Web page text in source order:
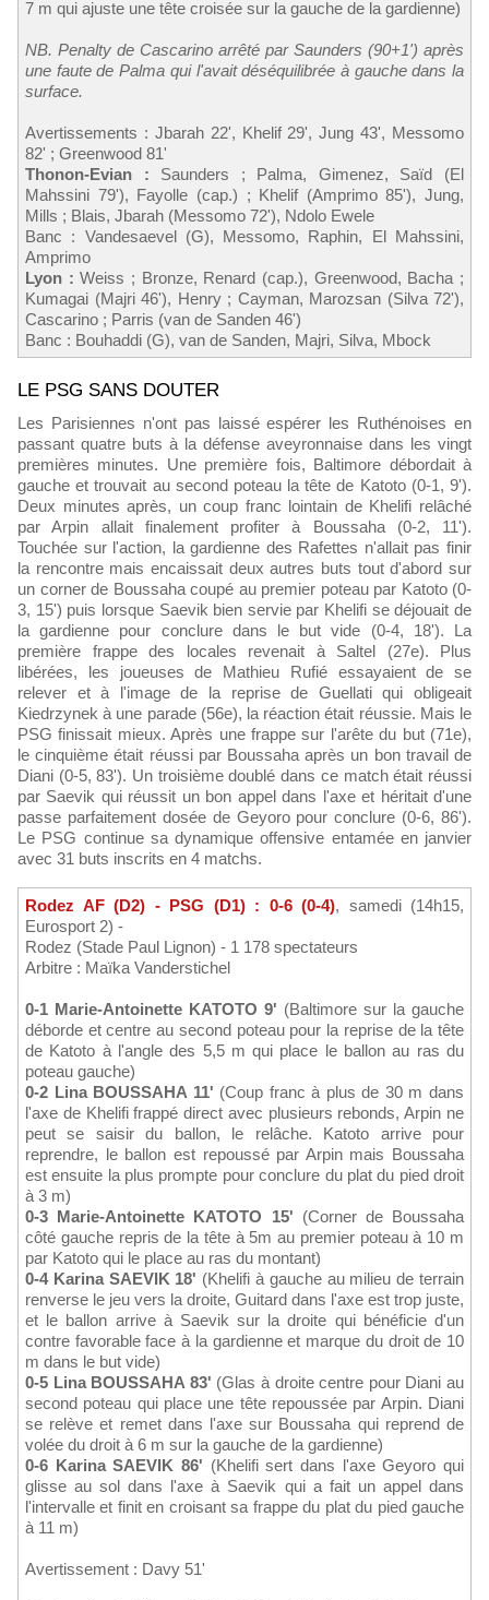
7 m qui ajuste une tête croisée sur la gauche de la gardienne)
NB. Penalty de Cascarino arrêté par Saunders (90+1') après
une faute de Palma qui l'avait déséquilibrée à gauche dans la
surface.
Avertissements : Jbarah 22', Khelif 29', Jung 43', Messomo
82' ; Greenwood 81'
Thonon-Evian : Saunders ; Palma, Gimenez, Saïd (El
Mahssini 79'), Fayolle (cap.) ; Khelif (Amprimo 85'), Jung,
Mills ; Blais, Jbarah (Messomo 72'), Ndolo Ewele
Banc : Vandesaevel (G), Messomo, Raphin, El Mahssini,
Amprimo
Lyon : Weiss ; Bronze, Renard (cap.), Greenwood, Bacha ;
Kumagai (Majri 46'), Henry ; Cayman, Marozsan (Silva 72'),
Cascarino ; Parris (van de Sanden 46')
Banc : Bouhaddi (G), van de Sanden, Majri, Silva, Mbock
LE PSG SANS DOUTER
Les Parisiennes n'ont pas laissé espérer les Ruthénoises en
passant quatre buts à la défense aveyronnaise dans les vingt
premières minutes. Une première fois, Baltimore débordait à
gauche et trouvait au second poteau la tête de Katoto (0-1, 9').
Deux minutes après, un coup franc lointain de Khelifi relâché
par Arpin allait finalement profiter à Boussaha (0-2, 11').
Touchée sur l'action, la gardienne des Rafettes n'allait pas finir
la rencontre mais encaissait deux autres buts tout d'abord sur
un corner de Boussaha coupé au premier poteau par Katoto (0-
3, 15') puis lorsque Saevik bien servie par Khelifi se déjouait de
la gardienne pour conclure dans le but vide (0-4, 18'). La
première frappe des locales revenait à Saltel (27e). Plus
libérées, les joueuses de Mathieu Rufié essayaient de se
relever et à l'image de la reprise de Guellati qui obligeait
Kiedrzynek à une parade (56e), la réaction était réussie. Mais le
PSG finissait mieux. Après une frappe sur l'arête du but (71e),
le cinquième était réussi par Boussaha après un bon travail de
Diani (0-5, 83'). Un troisième doublé dans ce match était réussi
par Saevik qui réussit un bon appel dans l'axe et héritait d'une
passe parfaitement dosée de Geyoro pour conclure (0-6, 86').
Le PSG continue sa dynamique offensive entamée en janvier
avec 31 buts inscrits en 4 matchs.
Rodez AF (D2) - PSG (D1) : 0-6 (0-4), samedi (14h15,
Eurosport 2) -
Rodez (Stade Paul Lignon) - 1 178 spectateurs
Arbitre : Maïka Vanderstichel
0-1 Marie-Antoinette KATOTO 9' (Baltimore sur la gauche
déborde et centre au second poteau pour la reprise de la tête
de Katoto à l'angle des 5,5 m qui place le ballon au ras du
poteau gauche)
0-2 Lina BOUSSAHA 11' (Coup franc à plus de 30 m dans
l'axe de Khelifi frappé direct avec plusieurs rebonds, Arpin ne
peut se saisir du ballon, le relâche. Katoto arrive pour
reprendre, le ballon est repoussé par Arpin mais Boussaha
est ensuite la plus prompte pour conclure du plat du pied droit
à 3 m)
0-3 Marie-Antoinette KATOTO 15' (Corner de Boussaha
côté gauche repris de la tête à 5m au premier poteau à 10 m
par Katoto qui le place au ras du montant)
0-4 Karina SAEVIK 18' (Khelifi à gauche au milieu de terrain
renverse le jeu vers la droite, Guitard dans l'axe est trop juste,
et le ballon arrive à Saevik sur la droite qui bénéficie d'un
contre favorable face à la gardienne et marque du droit de 10
m dans le but vide)
0-5 Lina BOUSSAHA 83' (Glas à droite centre pour Diani au
second poteau qui place une tête repoussée par Arpin. Diani
se relève et remet dans l'axe sur Boussaha qui reprend de
volée du droit à 6 m sur la gauche de la gardienne)
0-6 Karina SAEVIK 86' (Khelifi sert dans l'axe Geyoro qui
glisse au sol dans l'axe à Saevik qui a fait un appel dans
l'intervalle et finit en croisant sa frappe du plat du pied gauche
à 11 m)
Avertissement : Davy 51'